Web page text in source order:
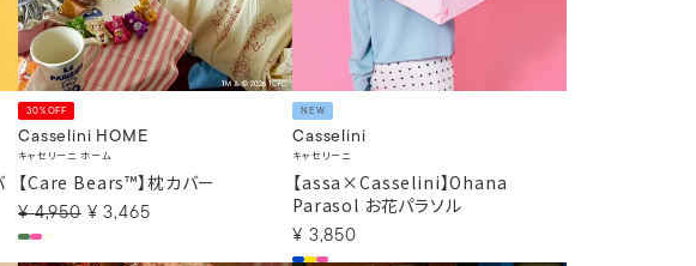
30%OFF
Casselini HOME
キャセリーニ ホーム
【Care Bears™】枕カバー
¥ 4,950 ¥ 3,465
NEW
Casselini
キャセリーニ
【assa×Casselini】Ohana
Parasol お花パラソル
¥ 3,850